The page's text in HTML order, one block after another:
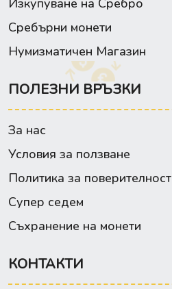
Сребърни монети
Нумизматичен Магазин
ПОЛЕЗНИ ВРЪЗКИ
За нас
Условия за ползване
Политика за поверителност
Супер седем
Съхранение на монети
КОНТАКТИ